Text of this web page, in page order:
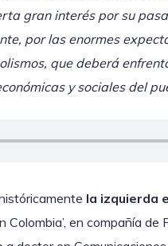
gran interés por su
por las enormes
que deberá
y sociales del
la izquierda
Colombia’, en compañía